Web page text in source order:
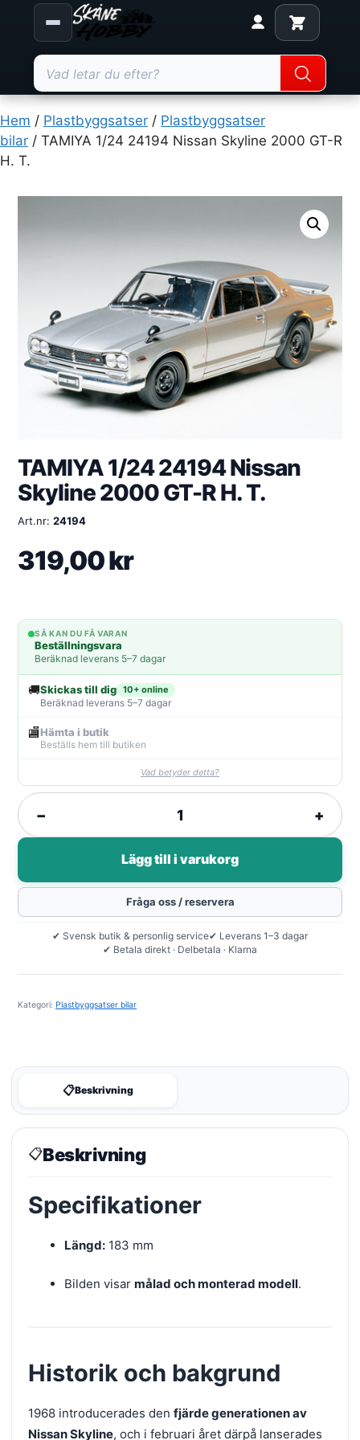
Hoppa
till
innehåll
Products
search
Hem / Plastbyggsatser / Plastbyggsatser
bilar / TAMIYA 1/24 24194 Nissan Skyline 2000 GT-R
H. T.
TAMIYA 1/24 24194 Nissan
Skyline 2000 GT-R H. T.
Art.nr: 24194
319,00kr
SÅ KAN DU FÅ VARAN
Beställningsvara
Beräknad leverans 5–7 dagar
🚚Skickas till dig 10+ online
Beräknad leverans 5–7 dagar
🏬Hämta i butik
Beställs hem till butiken
Vad betyder detta?
− 1 +
Lägg till i varukorg
Fråga oss / reservera
✔ Svensk butik & personlig service✔ Leverans 1–3 dagar
✔ Betala direkt · Delbetala · Klarna
Kategori: Plastbyggsatser bilar
📋Beskrivning
📋Beskrivning
Specifikationer
Längd: 183 mm
Bilden visar målad och monterad modell.
Historik och bakgrund
1968 introducerades den fjärde generationen av
Nissan Skyline, och i februari året därpå lanserades